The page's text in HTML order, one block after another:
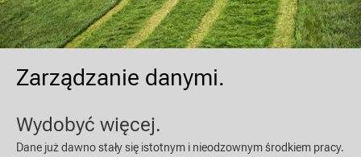
Zarządzanie danymi.
Wydobyć więcej.
Dane już dawno stały się istotnym i nieodzownym środkiem pracy.